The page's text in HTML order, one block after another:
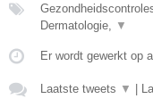
Dermatologie,
▼
Er wordt gewerkt op
Laatste tweets ▼